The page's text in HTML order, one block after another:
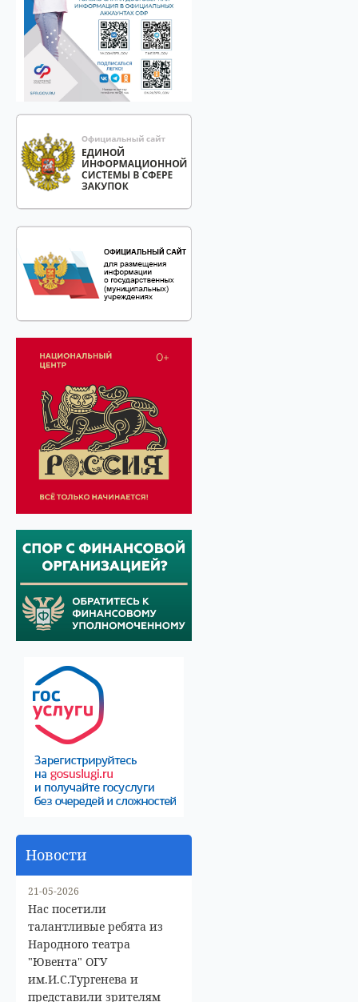
Новости
21-05-2026
Нас посетили
талантливые ребята из
Народного театра
"Ювента" ОГУ
им.И.С.Тургенева и
представили зрителям